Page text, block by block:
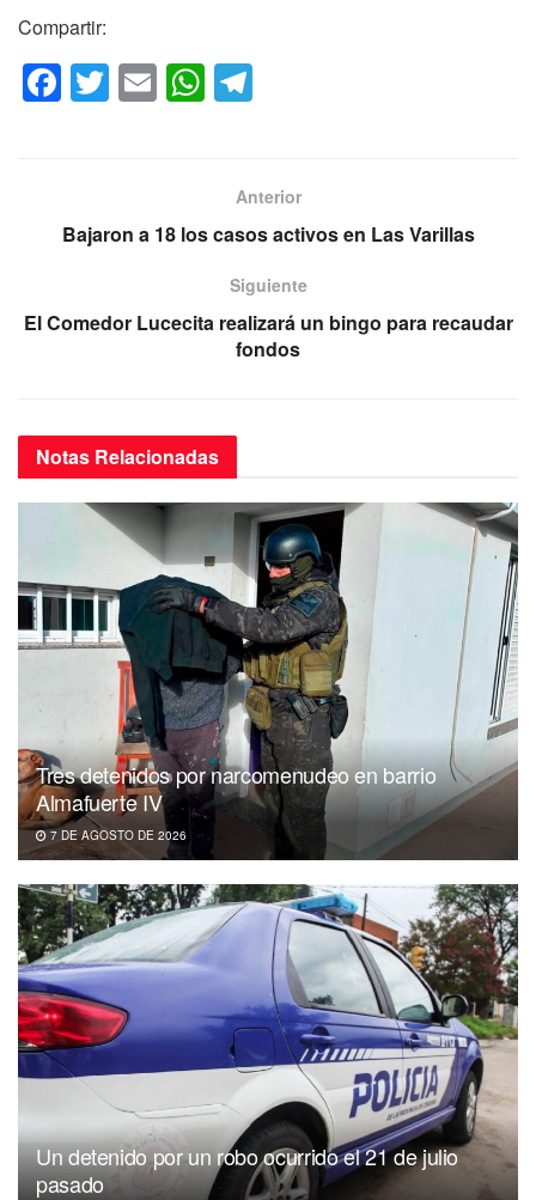
Compartir:
F
a
b
o
T
wi
E
m
W
h
A
p
gr
a
m
Anterior
Bajaron a 18 los casos activos en Las Varillas
Siguiente
El Comedor Lucecita realizará un bingo para recaudar
fondos
Notas Relacionadas
Tres detenidos por narcomenudeo en barrio
Almafuerte IV
7 DE AGOSTO DE 2026
Un detenido por un robo ocurrido el 21 de julio
pasado